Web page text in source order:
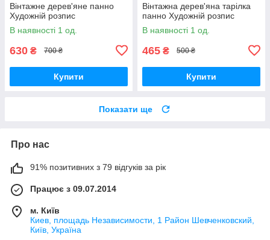
Вінтажне дерев'яне панно
Художній розпис
В наявності 1 од.
630 ₴ 700 ₴
Купити
Вінтажна дерев'яна тарілка
панно Художній розпис
В наявності 1 од.
465 ₴ 500 ₴
Купити
Показати ще
Про нас
91% позитивних з 79 відгуків за рік
Працює з 09.07.2014
м. Київ
Киев, площадь Независимости, 1 Район Шевченковский,
Київ, Україна